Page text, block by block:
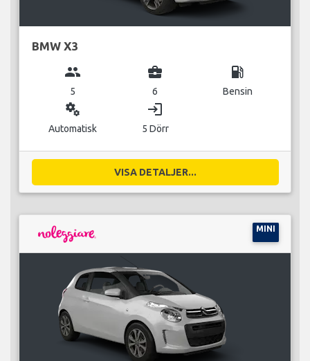
BMW X3
group
5
business_center
6
local_gas_station
Bensin
miscellaneous_services
Automatisk
login
5 Dörr
VISA DETALJER...
MINI